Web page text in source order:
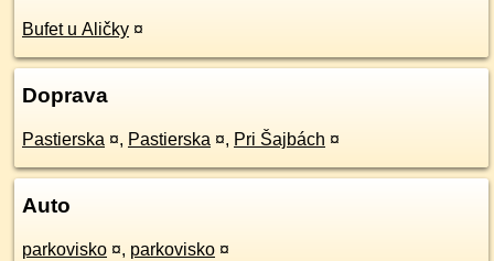
Bufet u Aličky ¤
Doprava
Pastierska ¤, Pastierska ¤, Pri Šajbách ¤
Auto
parkovisko ¤, parkovisko ¤